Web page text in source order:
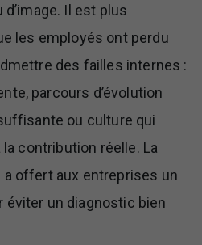
Il est plus
les employés ont perdu
des failles internes :
parcours d’évolution
ou culture qui
la contribution réelle. La
offert aux entreprises un
un diagnostic bien